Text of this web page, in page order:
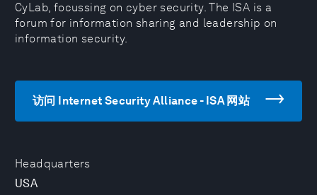
Headquarters
USA
CyLab, focussing on cyber security. The ISA is a
forum for information sharing and leadership on
information security.
访问 Internet Security Alliance - ISA 网站